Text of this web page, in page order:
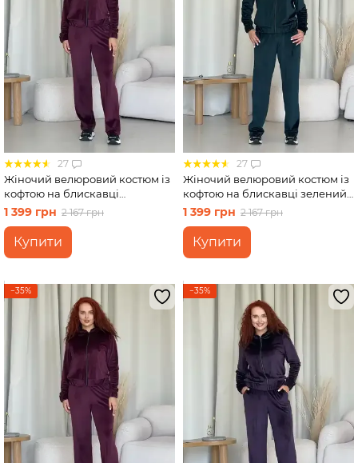
27
Жіночий велюровий костюм із
кофтою на блискавці
бордовий Merlini Варна
100001263 розмір 46-48 (L-XL)
1 399 грн 2 167 грн
Купити
27
Жіночий велюровий костюм із
кофтою на блискавці зелений
Merlini Варна 100001266
розмір 42-44 (S-M)
1 399 грн 2 167 грн
Купити
−35% −35%